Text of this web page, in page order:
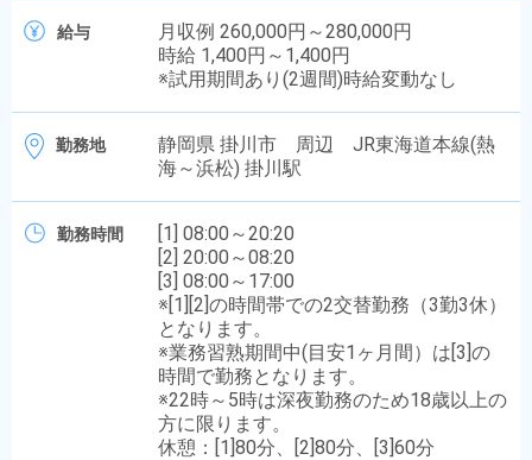
給与
月収例 260,000円～280,000円
時給 1,400円～1,400円
※試用期間あり(2週間)時給変動なし
勤務地
静岡県 掛川市 周辺 JR東海道本線(熱
海～浜松) 掛川駅
勤務時間
[1] 08:00～20:20
[2] 20:00～08:20
[3] 08:00～17:00
※[1][2]の時間帯での2交替勤務（3勤3休）
となります。
※業務習熟期間中(目安1ヶ月間）は[3]の
時間で勤務となります。
※22時～5時は深夜勤務のため18歳以上の
方に限ります。
休憩：[1]80分、[2]80分、[3]60分